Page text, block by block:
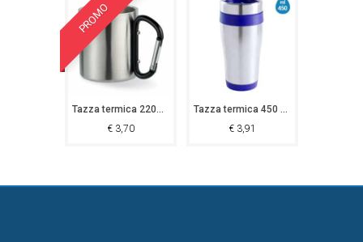
Tazza termica 220ml con moschettone Agerola
€3,70
PROMO
Tazza termica 450 ml Onuquit
€3,91